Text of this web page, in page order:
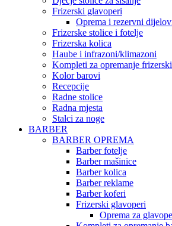
Frizerski glavoperi
Oprema i rezervni
Frizerske stolice i fotelje
Frizerska kolica
Haube i infrazoni/klimazoni
Kompleti za opremanje
Kolor barovi
Recepcije
Radne stolice
Radna mjesta
Stalci za noge
BARBER
BARBER OPREMA
Barber fotelje
Barber mašinice
Barber kolica
Barber reklame
Barber koferi
Frizerski glavoperi
Oprema za